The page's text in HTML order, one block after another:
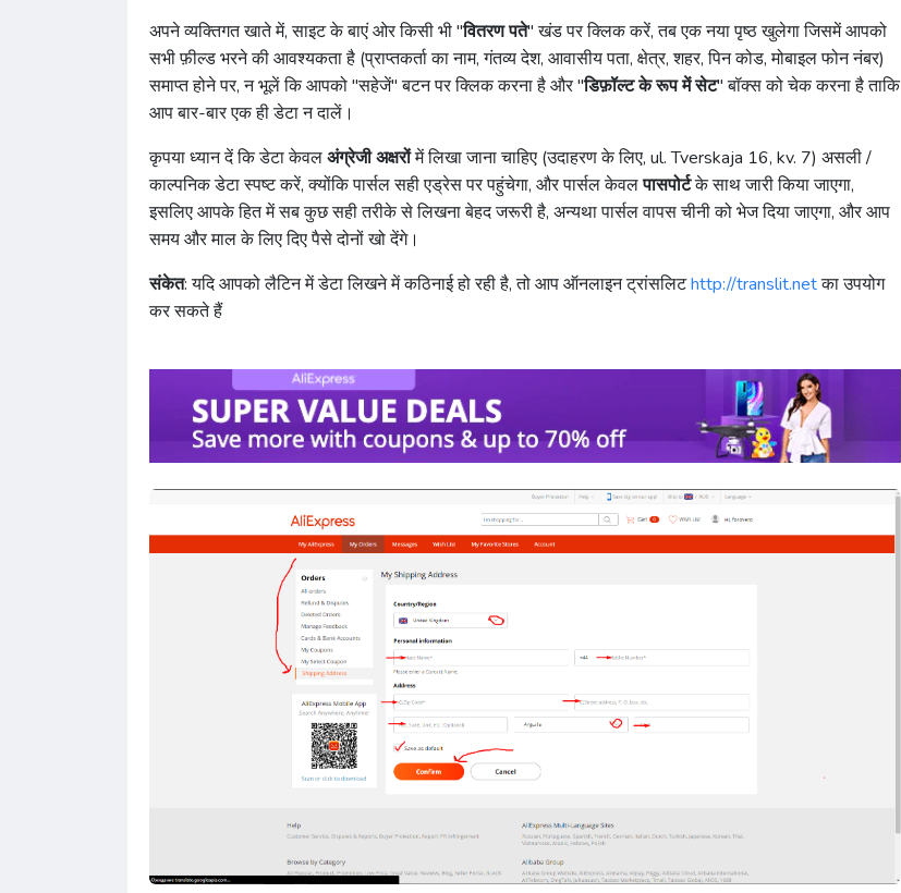
अपने व्यक्तिगत खाते में, साइट के बाएं ओर किसी भी "वितरण पते" खंड पर क्लिक करें, तब एक नया पृष्ठ खुलेगा जिसमें आपको
सभी फ़ील्ड भरने की आवश्यकता है (प्राप्तकर्ता का नाम, गंतव्य देश, आवासीय पता, क्षेत्र, शहर, पिन कोड, मोबाइल फोन नंबर)
समाप्त होने पर, न भूलें कि आपको "सहेजें" बटन पर क्लिक करना है और "डिफ़ॉल्ट के रूप में सेट" बॉक्स को चेक करना है ताकि
आप बार-बार एक ही डेटा न दालें।
कृपया ध्यान दें कि डेटा केवलअंग्रेजी अक्षरोंमें लिखा जाना चाहिए (उदाहरण के लिए, ul. Tverskaja 16, kv. 7) असली /
काल्पनिक डेटा स्पष्ट करें, क्योंकि पार्सल सही एड्रेस पर पहुंचेगा, और पार्सल केवलपासपोर्टके साथ जारी किया जाएगा,
इसलिए आपके हित में सब कुछ सही तरीके से लिखना बेहद जरूरी है, अन्यथा पार्सल वापस चीनी को भेज दिया जाएगा, और आप
समय और माल के लिए दिए पैसे दोनों खो देंगे।
संकेत: यदि आपको लैटिन में डेटा लिखने में कठिनाई हो रही है, तो आप ऑनलाइन ट्रांसलिटhttp://translit.netका उपयोग
कर सकते हैं